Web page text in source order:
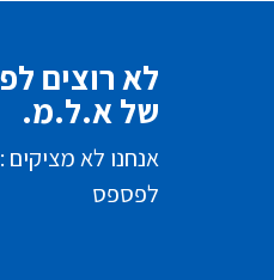
לא רוצים
של א.ל.מ.
אנחנו לא
לפספס